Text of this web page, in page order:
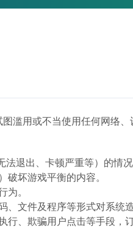
滥用或不当使用任何网络
退出、卡顿严重等）的情况
坏游戏平衡的内容。
。
文件及程序等形式对系统
行、欺骗用户点击等手段，